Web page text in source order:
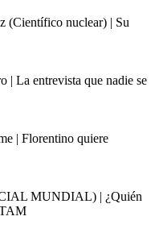
(Científico nuclear) | Su
| La entrevista que nadie se
| Florentino quiere
MUNDIAL) | ¿Quién